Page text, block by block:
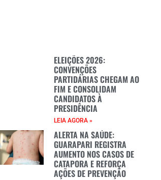
ELEIÇÕES 2026:
CONVENÇÕES
PARTIDÁRIAS CHEGAM AO
FIM E CONSOLIDAM
CANDIDATOS À
PRESIDÊNCIA
LEIA AGORA »
ALERTA NA SAÚDE:
GUARAPARI REGISTRA
AUMENTO NOS CASOS DE
CATAPORA E REFORÇA
AÇÕES DE PREVENÇÃO